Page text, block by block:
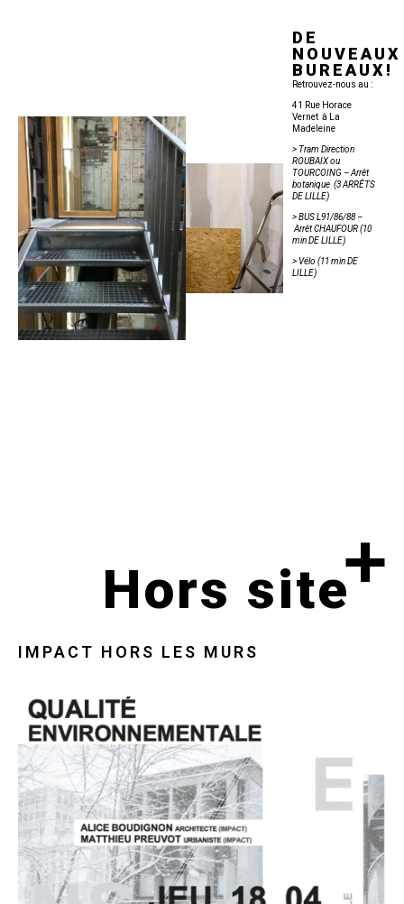
DE
NOUVEAUX
BUREAUX!
Retrouvez-nous au :
41 Rue Horace
Vernet à
La
Madeleine
> Tram Direction
ROUBAIX ou
TOURCOING – Arrêt
botanique (3 ARRÊTS
DE LILLE)
> BUS L91/86/88 –
Arrêt CHAUFOUR (10
min DE LILLE)
> Vélo (11 min DE
LILLE)
+
Hors site
IMPACT HORS LES MURS